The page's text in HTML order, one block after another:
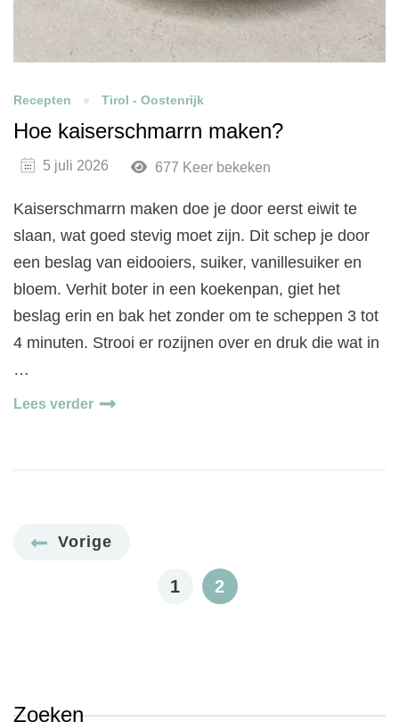
Recepten Tirol - Oostenrijk
Hoe kaiserschmarrn maken?
5 juli 2026 677 Keer bekeken
Kaiserschmarrn maken doe je door eerst eiwit te
slaan, wat goed stevig moet zijn. Dit schep je door
een beslag van eidooiers, suiker, vanillesuiker en
bloem. Verhit boter in een koekenpan, giet het
beslag erin en bak het zonder om te scheppen 3 tot
4 minuten. Strooi er rozijnen over en druk die wat in
…
Lees verder
Berichten
Vorige
PAGE
1 PAGE
2
Zoeken